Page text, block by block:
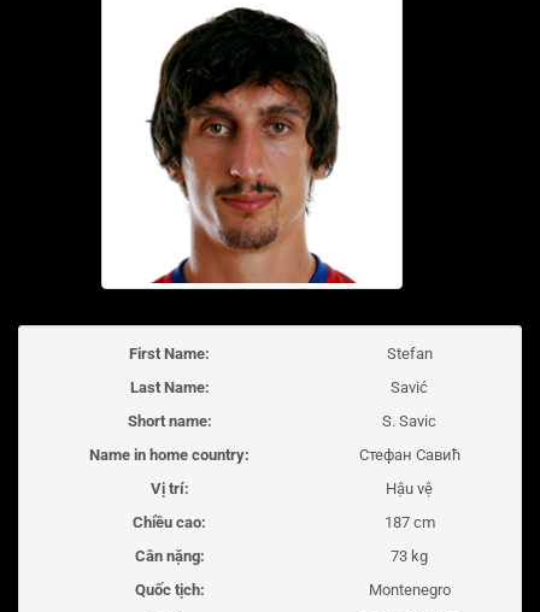
First Name:
Stefan
Last Name:
Savić
Short name:
S. Savic
Name in home country:
Стефан Савић
Vị trí:
Hậu vệ
Chiều cao:
187 cm
Cân nặng:
73 kg
Quốc tịch:
Montenegro